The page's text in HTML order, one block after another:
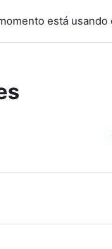
de entrada
está